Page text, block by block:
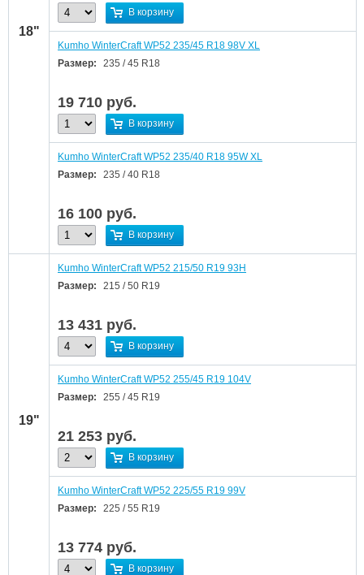
18"
В корзину
Kumho WinterCraft WP52 235/45 R18 98V XL
Размер:
235 / 45 R18
19 710 руб.
В корзину
Kumho WinterCraft WP52 235/40 R18 95W XL
Размер:
235 / 40 R18
16 100 руб.
В корзину
19"
Kumho WinterCraft WP52 215/50 R19 93H
Размер:
215 / 50 R19
13 431 руб.
В корзину
Kumho WinterCraft WP52 255/45 R19 104V
Размер:
255 / 45 R19
21 253 руб.
В корзину
Kumho WinterCraft WP52 225/55 R19 99V
Размер:
225 / 55 R19
13 774 руб.
В корзину